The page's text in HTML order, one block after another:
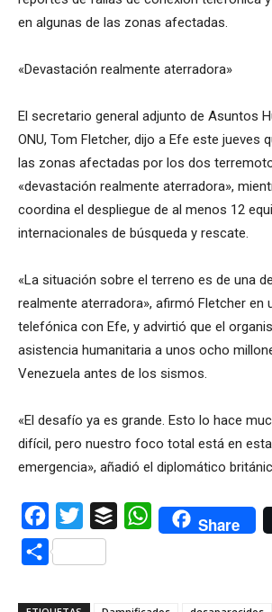
en algunas de las zonas afectadas.
«Devastación realmente aterradora»
El secretario general adjunto de Asuntos
ONU, Tom Fletcher, dijo a Efe este jueves
las zonas afectadas por los dos
«devastación realmente aterradora»,
coordina el despliegue de al menos 12
internacionales de búsqueda y rescate.
«La situación sobre el terreno es de una
realmente aterradora», afirmó Fletcher en
telefónica con Efe, y advirtió que el
asistencia humanitaria a unos ocho
Venezuela antes de los sismos.
«El desafío ya es grande. Esto lo hace
difícil, pero nuestro foco total está en
emergencia», añadió el diplomático
Facebook
Twitter Buffer WhatsAppShare
Compartir